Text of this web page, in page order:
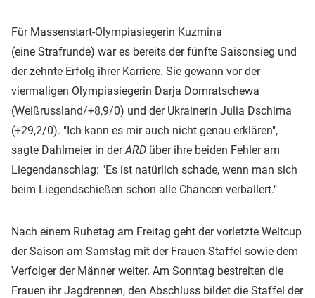
Für Massenstart-Olympiasiegerin Kuzmina
(eine Strafrunde) war es bereits der fünfte Saisonsieg und
der zehnte Erfolg ihrer Karriere. Sie gewann vor der
viermaligen Olympiasiegerin Darja Domratschewa
(Weißrussland/+8,9/0) und der Ukrainerin Julia Dschima
(+29,2/0). "Ich kann es mir auch nicht genau erklären",
sagte Dahlmeier in derARD über ihre beiden Fehler am
Liegendanschlag: "Es ist natürlich schade, wenn man sich
beim Liegendschießen schon alle Chancen verballert."
Nach einem Ruhetag am Freitag geht der vorletzte Weltcup
der Saison am Samstag mit der Frauen-Staffel sowie dem
Verfolger der Männer weiter. Am Sonntag bestreiten die
Frauen ihr Jagdrennen, den Abschluss bildet die Staffel der